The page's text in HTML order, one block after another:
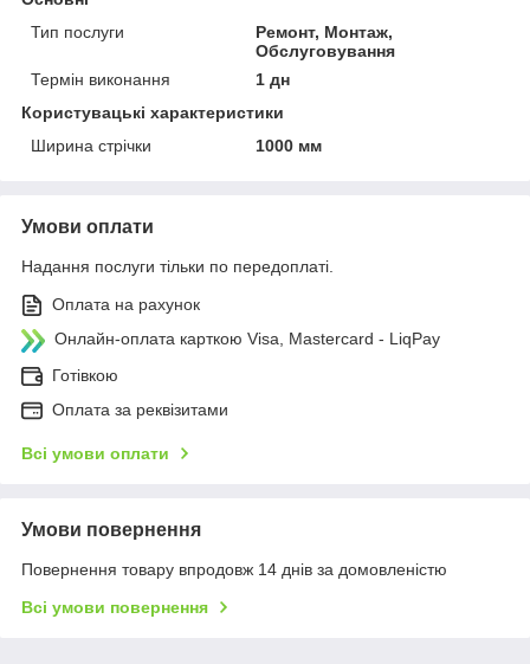
Тип послуги
Ремонт, Монтаж,
Обслуговування
Термін виконання
1 дн
Користувацькі характеристики
Ширина стрічки
1000 мм
Умови оплати
Надання послуги тільки по передоплаті.
Оплата на рахунок
Онлайн-оплата карткою Visa, Mastercard - LiqPay
Готівкою
Оплата за реквізитами
Всі умови оплати
Умови повернення
Повернення товару впродовж 14 днів за домовленістю
Всі умови повернення